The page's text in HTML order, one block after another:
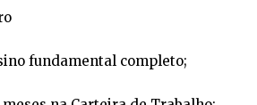
fundamental completo;